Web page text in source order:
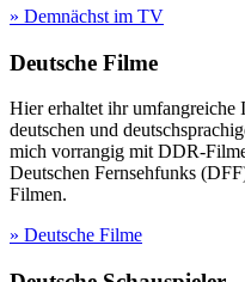
» Demnächst im TV
Deutsche Filme
Hier erhaltet ihr
deutschen und
mich vorrangig mit DDR-
Deutschen Fernsehfunks
Filmen.
» Deutsche Filme